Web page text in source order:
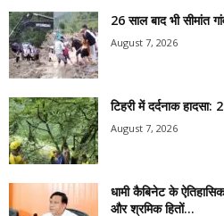
26 साल बाद भी सीमांत
August 7, 2026
टिहरी में दर्दनाक हादसा:
August 7, 2026
धामी कैबिनेट के
और श्रमिक हितों...